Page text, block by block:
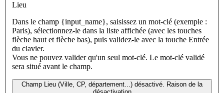
Lieu
Dans le champ {input_name}, saisissez un mot-clé (exemple :
Paris), sélectionnez-le dans la liste affichée (avec les touches
flèche haut et flèche bas), puis validez-le avec la touche Entrée
du clavier.
Vous ne pouvez valider qu'un seul mot-clé. Le mot-clé validé
sera situé avant le champ.
Champ Lieu (Ville, CP, département...) désactivé. Raison de la